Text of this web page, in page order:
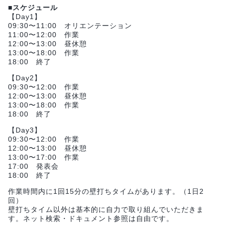
■スケジュール
【Day1】
09:30〜11:00 オリエンテーション
11:00〜12:00 作業
12:00〜13:00 昼休憩
13:00〜18:00 作業
18:00 終了
【Day2】
09:30〜12:00 作業
12:00〜13:00 昼休憩
13:00〜18:00 作業
18:00 終了
【Day3】
09:30〜12:00 作業
12:00〜13:00 昼休憩
13:00〜17:00 作業
17:00 発表会
18:00 終了
作業時間内に1回15分の壁打ちタイムがあります。（1日2
回）
壁打ちタイム以外は基本的に自力で取り組んでいただきま
す。ネット検索・ドキュメント参照は自由です。